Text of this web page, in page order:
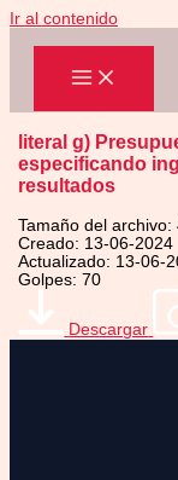
Ir al contenido
literal g)
especificando
resultados
Tamaño del archivo:
Creado: 13-06-2024
Actualizado: 13-06-
Golpes: 70
Descargar